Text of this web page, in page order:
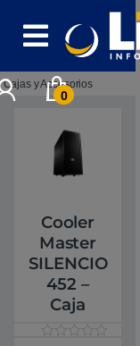
0
Cajas y Accesorios
Cooler
Master
SILENCIO
452 –
Caja